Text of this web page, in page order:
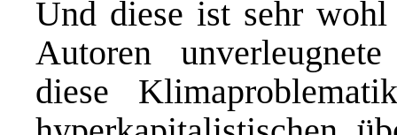
Und diese ist sehr
Autoren
diese